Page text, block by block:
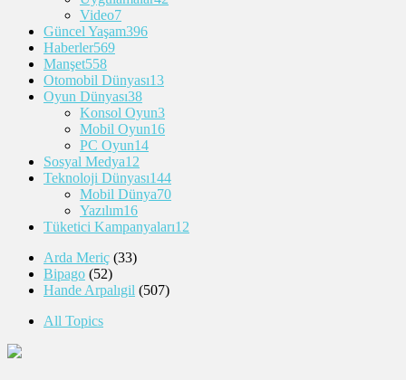
Video7
Güncel Yaşam396
Haberler569
Manşet558
Otomobil Dünyası13
Oyun Dünyası38
Konsol Oyun3
Mobil Oyun16
PC Oyun14
Sosyal Medya12
Teknoloji Dünyası144
Mobil Dünya70
Yazılım16
Tüketici Kampanyaları12
Arda Meriç (33)
Bipago (52)
Hande Arpalıgil (507)
All Topics